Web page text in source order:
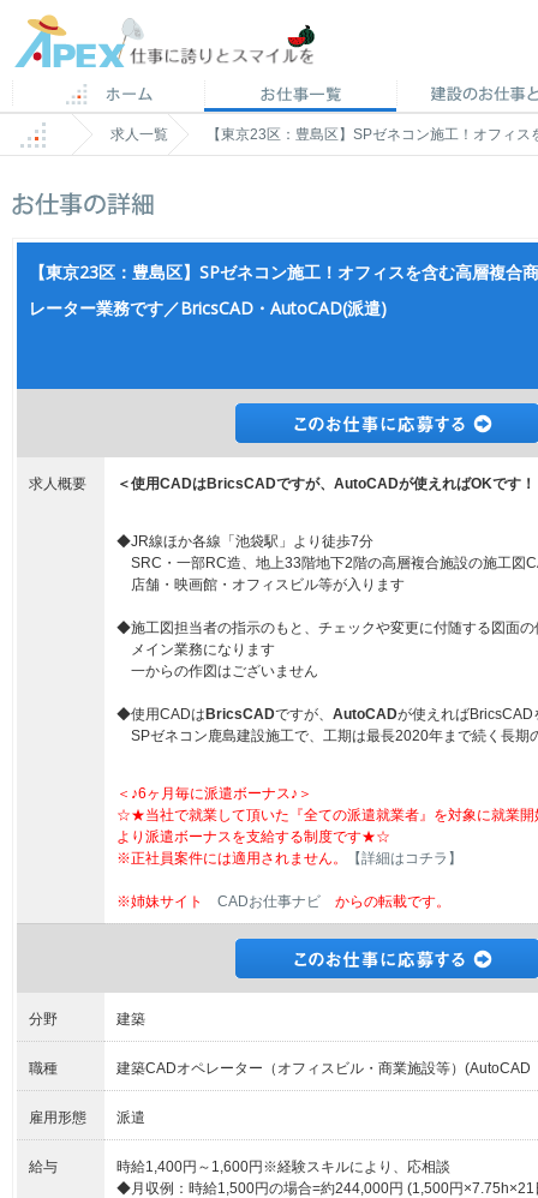
求人一覧 【東京23区：豊島区】SPゼネコン施工！オフィ
【東京23区：豊島区】SPゼネコン施工！オフィスを含む高層複合
レーター業務です／BricsCAD・AutoCAD(派遣)
求人概要 ＜使用CADはBricsCADですが、 AutoCADが使えればOKです
◆JR線ほか各線「池袋駅」より徒歩7分
SRC・一部RC造、地上33階地下2階の高層複合施設の施工図
店舗・映画館・オフィスビル等が入ります
◆施工図担当者の指示のもと、チェックや変更に付随する図面の
メイン業務になります
一からの作図はございません
◆使用CADは BricsCADですが、 AutoCADが使えればBricsCAD
SPゼネコン鹿島建設施工で、工期は最長2020年まで続く長期
＜♪6ヶ月毎に派遣ボーナス♪＞
☆★当社で就業して頂いた『全ての派遣就業者』を対象に就業開
より派遣ボーナスを支給する制度です★☆
※正社員案件には適用されません。
【詳細はコチラ】
※姉妹サイト CADお仕事ナビ からの転載です。
分野 建築
職種 建築CADオペレーター（オフィスビル・商業施設等）(AutoCAD
雇用形態 派遣
給与
時給1,400円～1,600円※経験スキルにより、応相談
◆月収例：時給1,500円の場合=約244,000円 (1,500円×7.75h×21